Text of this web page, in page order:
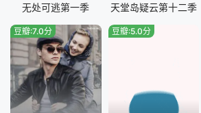
无处可逃第一季 天堂岛疑云第十二季
豆瓣:7.0分 豆瓣:5.0分